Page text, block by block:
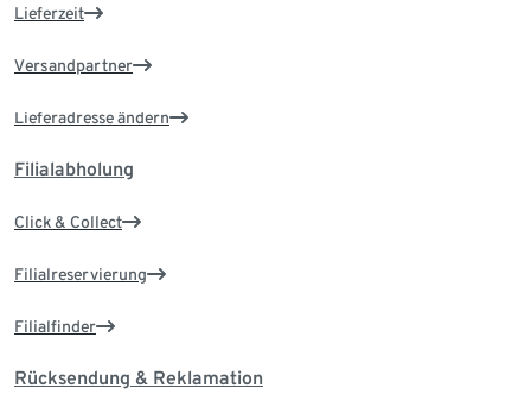
Lieferzeit
Versandpartner
Lieferadresse ändern
Filialabholung
Click & Collect
Filialreservierung
Filialfinder
Rücksendung & Reklamation